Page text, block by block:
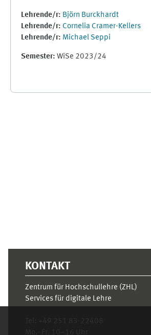
Lehrende/r: Björn Burckhardt
Lehrende/r: Cornelia Cramer-Kellers
Lehrende/r: Michael Seppi
Semester: WiSe 2023/24
KONTAKT
Zentrum für Hochschullehre (ZHL)
Services für digitale Lehre